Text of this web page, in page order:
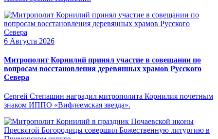
6 Августа 2026
Митрополит Корнилий принял участие в совещании по
вопросам восстановления деревянных храмов Русского
Севера
Сергей Степашин наградил митрополита Корнилия почетным
знаком ИППО «Вифлеемская звезда».